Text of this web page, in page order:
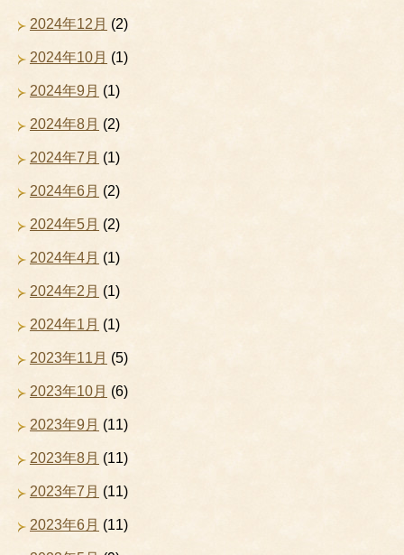
2024年12月 (2)
2024年10月 (1)
2024年9月 (1)
2024年8月 (2)
2024年7月 (1)
2024年6月 (2)
2024年5月 (2)
2024年4月 (1)
2024年2月 (1)
2024年1月 (1)
2023年11月 (5)
2023年10月 (6)
2023年9月 (11)
2023年8月 (11)
2023年7月 (11)
2023年6月 (11)